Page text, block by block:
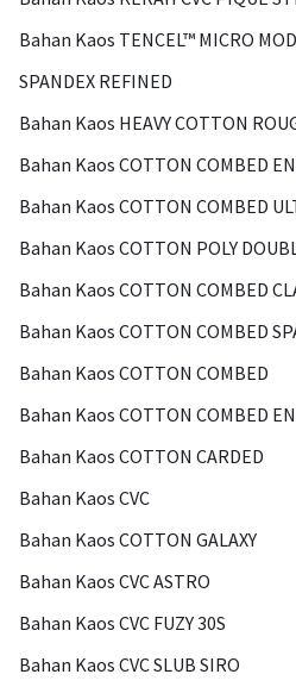
Bahan Kaos TENCEL™ MICRO
SPANDEX REFINED
Bahan Kaos HEAVY COTTON
Bahan Kaos COTTON COMBED
Bahan Kaos COTTON COMBED
Bahan Kaos COTTON POLY
Bahan Kaos COTTON COMBED
Bahan Kaos COTTON COMBED
Bahan Kaos COTTON COMBED
Bahan Kaos COTTON COMBED
Bahan Kaos COTTON CARDED
Bahan Kaos CVC
Bahan Kaos COTTON GALAXY
Bahan Kaos CVC ASTRO
Bahan Kaos CVC FUZY 30S
Bahan Kaos CVC SLUB SIRO